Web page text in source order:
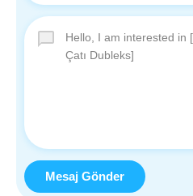
Mesaj Gönder